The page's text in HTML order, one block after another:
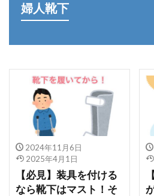
婦人靴下
2024年11月6日
2025年4月1日
【必見】装具を付ける
なら靴下はマスト！そ